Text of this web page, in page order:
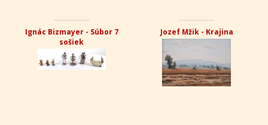
Ignác Bizmayer - Súbor 7
sošiek
Jozef Mžik - Krajina